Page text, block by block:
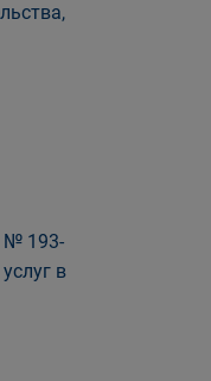
№ 193-
в